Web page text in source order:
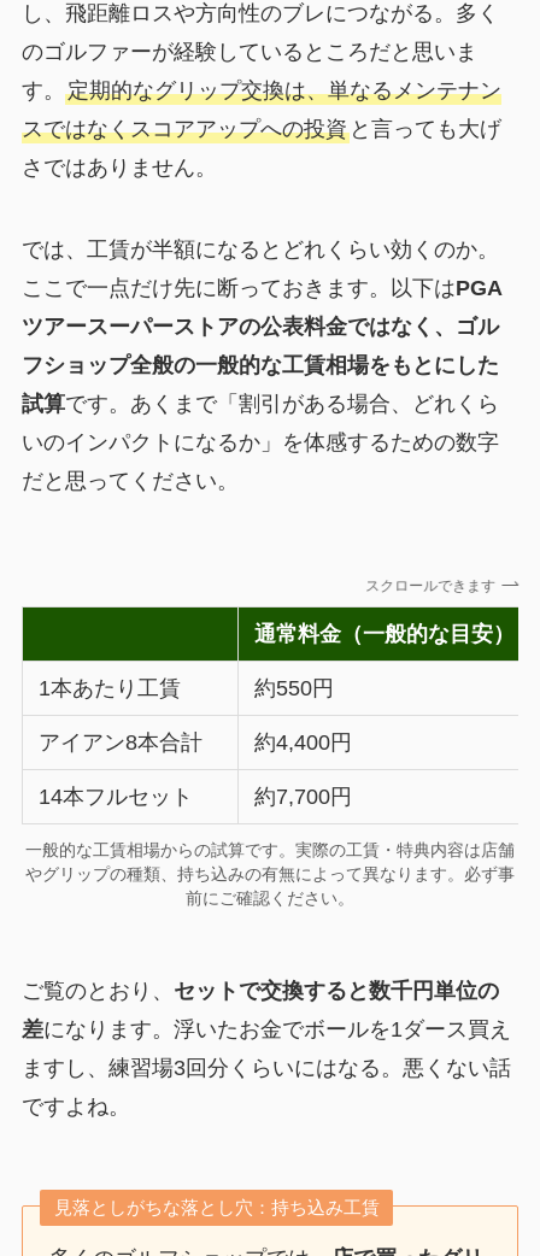
し、飛距離ロスや方向性のブレにつながる。多く
のゴルファーが経験しているところだと思いま
す。 定期的なグリップ交換は、単なるメンテナン
スではなくスコアアップへの投資と言っても大げ
さではありません。
では、工賃が半額になるとどれくらい効くのか。
ここで一点だけ先に断っておきます。以下はPGA
ツアースーパーストアの公表料金ではなく、ゴル
フショップ全般の一般的な工賃相場をもとにした
試算です。あくまで「割引がある場合、どれくら
いのインパクトになるか」を体感するための数字
だと思ってください。
スクロールできます
通常料金（一般的な目安）
1本あたり工賃 約550円
アイアン8本合計 約4,400円
14本フルセット 約7,700円
一般的な工賃相場からの試算です。実際の工賃・特典内容は店舗
やグリップの種類、持ち込みの有無によって異なります。必ず事
前にご確認ください。
ご覧のとおり、 セットで交換すると数千円単位の
差になります。浮いたお金でボールを1ダース買え
ますし、練習場3回分くらいにはなる。悪くない話
ですよね。
見落としがちな落とし穴：持ち込み工賃